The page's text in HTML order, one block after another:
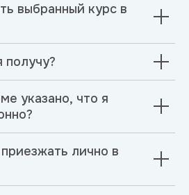
выбранный курс в
получу?
указано, что я
лично в